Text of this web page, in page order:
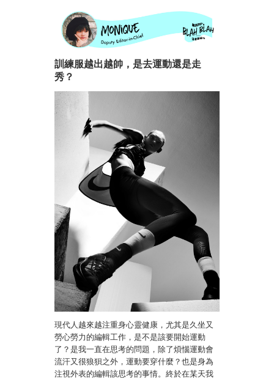
訓練服越出越帥，是去運動還是走
秀？
現代人越來越注重身心靈健康，尤其是久坐又
勞心勞力的編輯工作，是不是該要開始運動
了？是我一直在思考的問題，除了煩惱運動會
流汗又很狼狽之外，運動要穿什麼？也是身為
注視外表的編輯該思考的事情。終於在某天我